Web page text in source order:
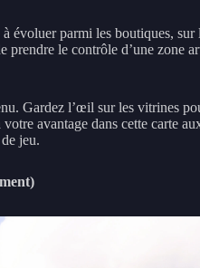
évoluer parmi les boutiques, sur
prendre le contrôle d’une zone
Gardez l’œil sur les vitrines
avantage dans cette carte
jeu.